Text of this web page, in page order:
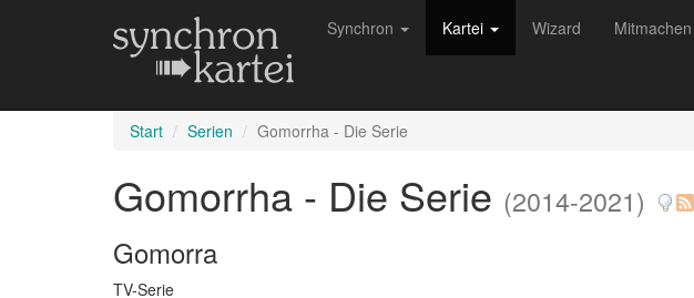
Synchron Kartei Wizard Mitmachen
Start Serien Gomorrha - Die Serie
Gomorrha - Die Serie (2014-2021)
Gomorra
TV-Serie